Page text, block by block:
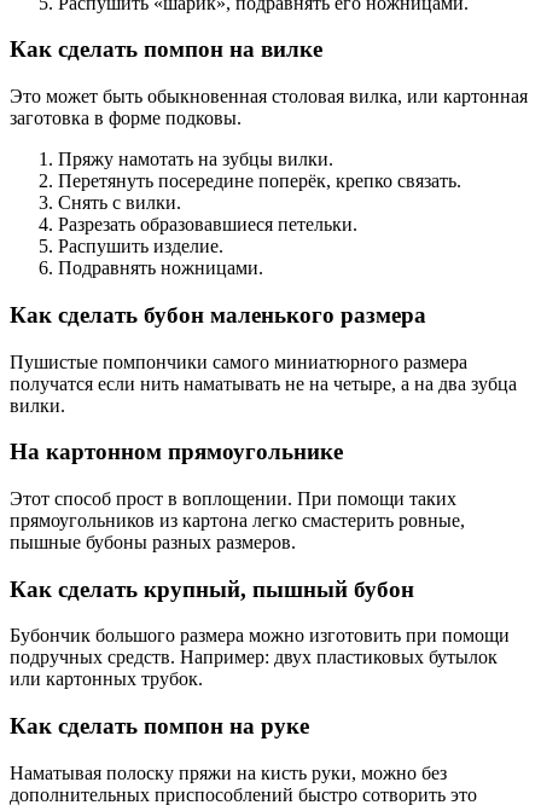
Как сделать помпон на вилке
Это может быть обыкновенная столовая вилка, или картонная
заготовка в форме подковы.
Пряжу намотать на зубцы вилки.
Перетянуть посередине поперёк, крепко связать.
Снять с вилки.
Разрезать образовавшиеся петельки.
Распушить изделие.
Подравнять ножницами.
Как сделать бубон маленького размера
Пушистые помпончики самого миниатюрного размера
получатся если нить наматывать не на четыре, а на два зубца
вилки.
На картонном прямоугольнике
Этот способ прост в воплощении. При помощи таких
прямоугольников из картона легко смастерить ровные,
пышные бубоны разных размеров.
Как сделать крупный, пышный бубон
Бубончик большого размера можно изготовить при помощи
подручных средств. Например: двух пластиковых бутылок
или картонных трубок.
Как сделать помпон на руке
Наматывая полоску пряжи на кисть руки, можно без
дополнительных приспособлений быстро сотворить это